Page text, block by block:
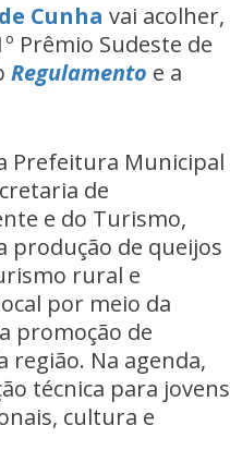
Cunha vai acolher,
Prêmio Sudeste de
Regulamento e a
Prefeitura Municipal
de
e do Turismo,
produção de queijos
rural e
por meio da
promoção de
região. Na agenda,
técnica para jovens
cultura e